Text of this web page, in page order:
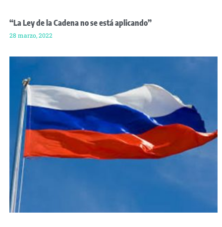
“La Ley de la Cadena no se está aplicando”
28 marzo, 2022